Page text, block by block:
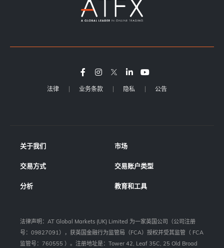
法律 业务条款 隐私 公告
关于我们 市场
交易方式 交易账户类型
分析 教育和工具
法律声明：AT Global Markets (UK) Limited 为一家英国公司（公司注册
号：09827091），获英国金融行为监管局（FCA）授权并受其监管（ FCA
监管号：760555 ）。注册地址是：Tower 42, Leaf 35C, 25 Old Broad